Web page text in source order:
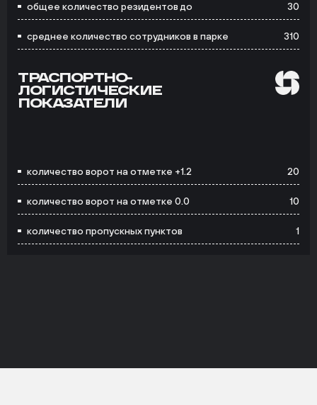
общее количество резидентов до 30
среднее количество сотрудников в парке 310
ТРАСПОРТНО-
ЛОГИСТИЧЕСКИЕ
ПОКАЗАТЕЛИ
количество ворот на отметке +1.2 20
количество ворот на отметке 0.0 10
количество пропускных пунктов 1